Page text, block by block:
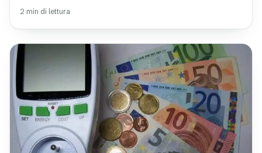
2 min di lettura